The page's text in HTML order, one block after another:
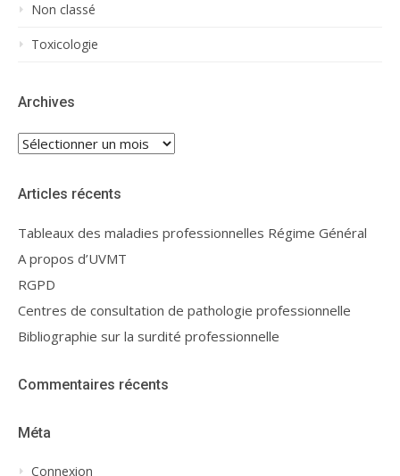
Non classé
Toxicologie
Archives
Archives
Articles récents
Tableaux des maladies professionnelles Régime Général
A propos d’UVMT
RGPD
Centres de consultation de pathologie professionnelle
Bibliographie sur la surdité professionnelle
Commentaires récents
Méta
Connexion